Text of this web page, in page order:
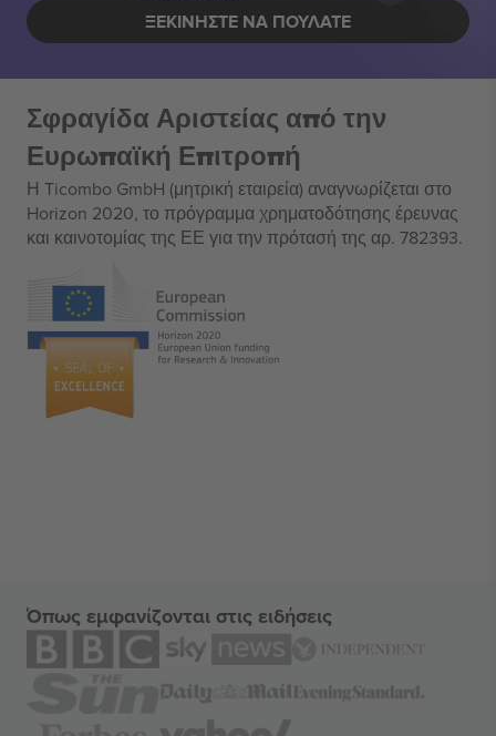
ΞΕΚΙΝΉΣΤΕ ΝΑ ΠΟΥΛΆΤΕ
Σφραγίδα Αριστείας από την
Ευρωπαϊκή Επιτροπή
Η Ticombo GmbH (μητρική εταιρεία) αναγνωρίζεται στο
Horizon 2020, το πρόγραμμα χρηματοδότησης έρευνας
και καινοτομίας της ΕΕ για την πρότασή της αρ. 782393.
Όπως εμφανίζονται στις ειδήσεις